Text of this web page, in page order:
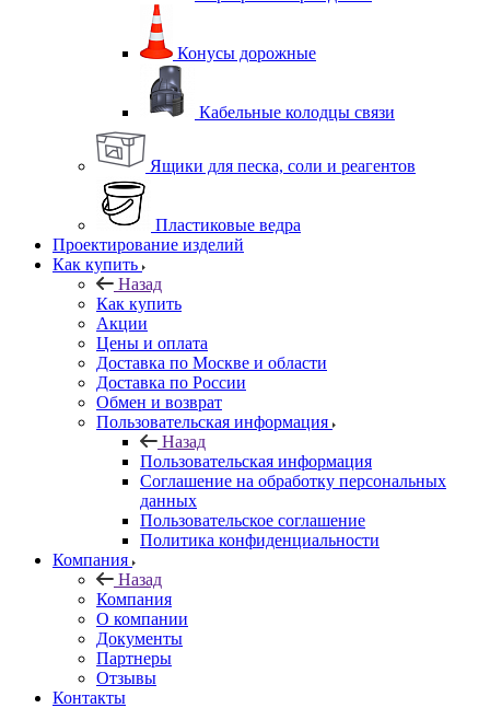
Конусы дорожные
Кабельные колодцы связи
Ящики для песка, соли и реагентов
Пластиковые ведра
Проектирование изделий
Как купить
Назад
Как купить
Акции
Цены и оплата
Доставка по Москве и области
Доставка по России
Обмен и возврат
Пользовательская информация
Назад
Пользовательская информация
Соглашение на обработку персональных
данных
Пользовательское соглашение
Политика конфиденциальности
Компания
Назад
Компания
О компании
Документы
Партнеры
Отзывы
Контакты